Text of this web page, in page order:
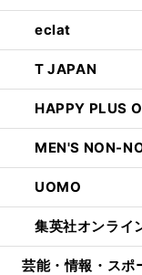
eclat
T JAPAN
HAPPY PLUS
MEN'S NON-
UOMO
集英社オンライ
芸能・情報・スポ